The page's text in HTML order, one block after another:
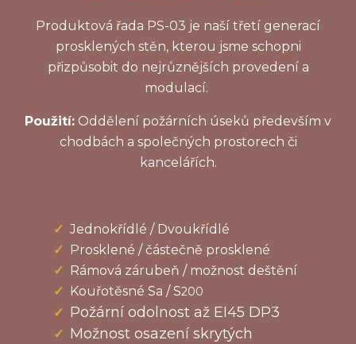
Produktová řada PS-03 je naší třetí generací
prosklených stěn, kterou jsme schopni
přizpůsobit do nejrůznějších provedení a
modulací.
Použití: Oddělení požárních úseků především v
chodbách a společných prostorech či
kancelářích.
Jednokřídlé / Dvoukřídlé
Prosklené / částečně prosklené
Rámová zárubeň / možnost deštění
Kouřotěsné Sa / S200
Požární odolnost až EI45 DP3
Možnost osazení skrytých